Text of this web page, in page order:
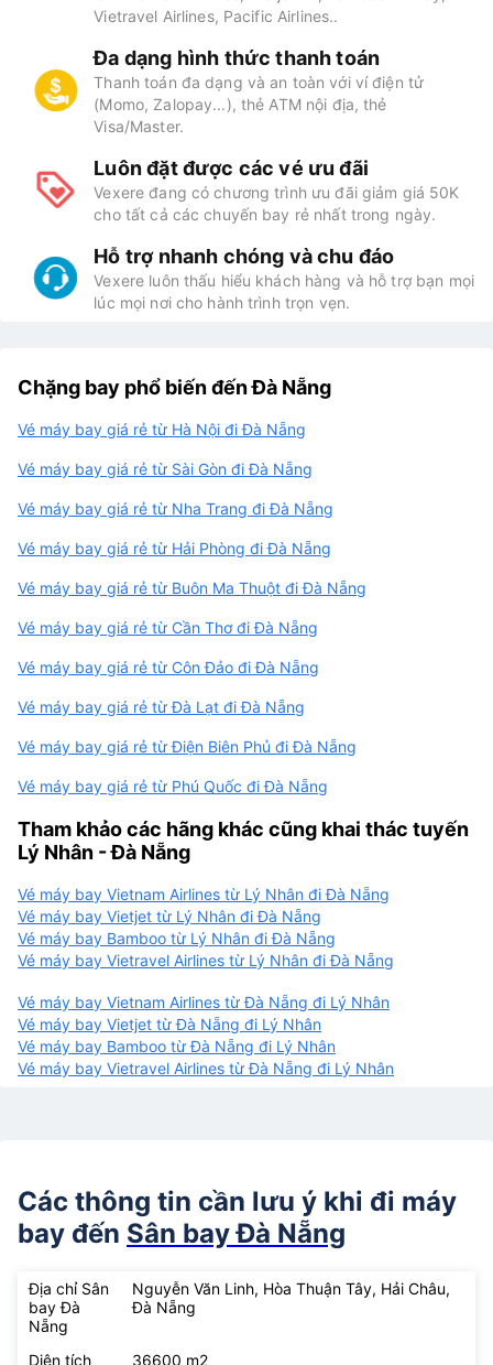
Vietravel Airlines, Pacific Airlines..
Đa dạng hình thức thanh toán
Thanh toán đa dạng và an toàn với ví điện tử
(Momo, Zalopay...), thẻ ATM nội địa, thẻ
Visa/Master.
Luôn đặt được các vé ưu đãi
Vexere đang có chương trình ưu đãi giảm giá 50K
cho tất cả các chuyến bay rẻ nhất trong ngày.
Hỗ trợ nhanh chóng và chu đáo
Vexere luôn thấu hiểu khách hàng và hỗ trợ bạn mọi
lúc mọi nơi cho hành trình trọn vẹn.
Chặng bay phổ biến đến Đà Nẵng
Vé máy bay giá rẻ từ Hà Nội đi Đà Nẵng
Vé máy bay giá rẻ từ Sài Gòn đi Đà Nẵng
Vé máy bay giá rẻ từ Nha Trang đi Đà Nẵng
Vé máy bay giá rẻ từ Hải Phòng đi Đà Nẵng
Vé máy bay giá rẻ từ Buôn Ma Thuột đi Đà Nẵng
Vé máy bay giá rẻ từ Cần Thơ đi Đà Nẵng
Vé máy bay giá rẻ từ Côn Đảo đi Đà Nẵng
Vé máy bay giá rẻ từ Đà Lạt đi Đà Nẵng
Vé máy bay giá rẻ từ Điện Biên Phủ đi Đà Nẵng
Vé máy bay giá rẻ từ Phú Quốc đi Đà Nẵng
Tham khảo các hãng khác cũng khai thác tuyến
Lý Nhân - Đà Nẵng
Vé máy bay Vietnam Airlines từ Lý Nhân đi Đà Nẵng
Vé máy bay Vietjet từ Lý Nhân đi Đà Nẵng
Vé máy bay Bamboo từ Lý Nhân đi Đà Nẵng
Vé máy bay Vietravel Airlines từ Lý Nhân đi Đà Nẵng
Vé máy bay Vietnam Airlines từ Đà Nẵng đi Lý Nhân
Vé máy bay Vietjet từ Đà Nẵng đi Lý Nhân
Vé máy bay Bamboo từ Đà Nẵng đi Lý Nhân
Vé máy bay Vietravel Airlines từ Đà Nẵng đi Lý Nhân
Các thông tin cần lưu ý khi đi máy
bay đến Sân bay Đà Nẵng
Địa chỉ Sân
bay Đà
Nẵng
Nguyễn Văn Linh, Hòa Thuận Tây, Hải Châu,
Đà Nẵng
Diện tích
36600 m2